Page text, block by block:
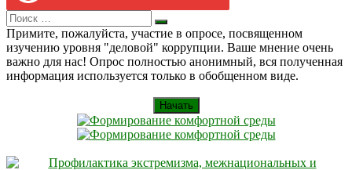
Search
for:
Искать
Примите, пожалуйста, участие в опросе, посвященном
изучению уровня "деловой" коррупции. Ваше мнение очень
важно для нас! Опрос полностью анонимный, вся полученная
информация используется только в обобщенном виде.
Начать